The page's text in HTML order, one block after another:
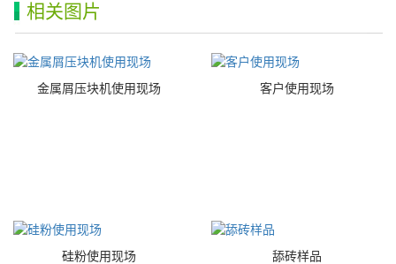
相关图片
金属屑压块机使用现场 客户使用现场
硅粉使用现场 舔砖样品